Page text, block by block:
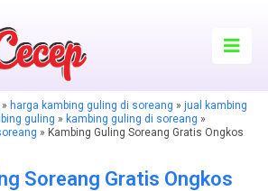
» harga kambing guling di soreang » jual kambing
guling » kambing guling di soreang »
» Kambing Guling Soreang Gratis Ongkos
Soreang Gratis Ongkos